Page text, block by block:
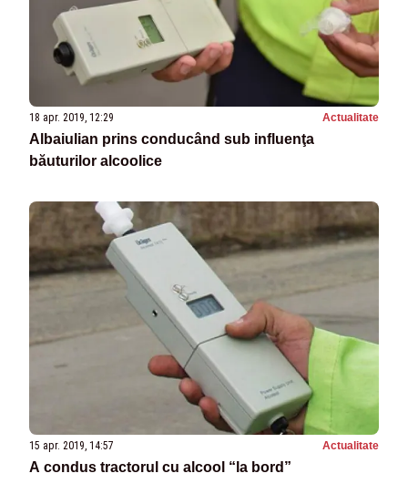
18 apr. 2019, 12:29 Actualitate
Albaiulian prins conducând sub influenţa
băuturilor alcoolice
15 apr. 2019, 14:57 Actualitate
A condus tractorul cu alcool “la bord”